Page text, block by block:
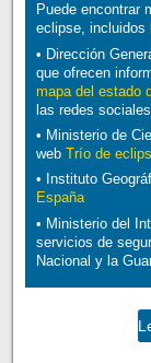
Puede encontrar
eclipse, incluidos
• Dirección
que ofrecen
mapa del estado
las redes
• Ministerio de
web Trío de
• Instituto
España
• Ministerio del
servicios de
Nacional y la